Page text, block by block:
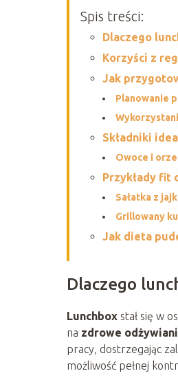
Spis treści:
Dlaczego
Korzyści z
Jak
Planowanie
Składniki
Owoce i
Przykłady fit
Sałatka z
Grillowany
Jak dieta
Dlaczego
Lunchbox stał się w
na zdrowe
pracy, dostrzegając
możliwość pełnej